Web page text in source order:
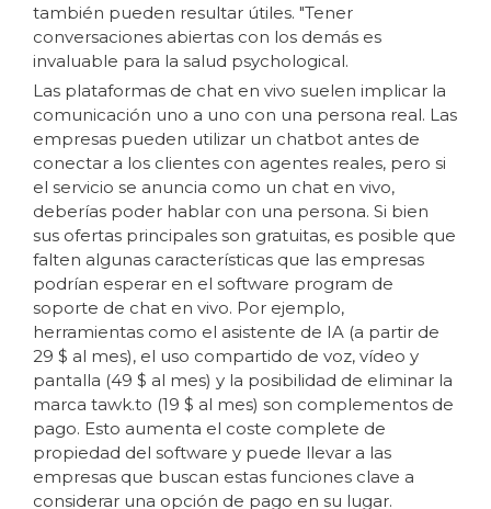
también pueden resultar útiles. "Tener
conversaciones abiertas con los demás es
invaluable para la salud psychological.
Las plataformas de chat en vivo suelen implicar la
comunicación uno a uno con una persona real. Las
empresas pueden utilizar un chatbot antes de
conectar a los clientes con agentes reales, pero si
el servicio se anuncia como un chat en vivo,
deberías poder hablar con una persona. Si bien
sus ofertas principales son gratuitas, es posible que
falten algunas características que las empresas
podrían esperar en el software program de
soporte de chat en vivo. Por ejemplo,
herramientas como el asistente de IA (a partir de
29 $ al mes), el uso compartido de voz, vídeo y
pantalla (49 $ al mes) y la posibilidad de eliminar la
marca tawk.to (19 $ al mes) son complementos de
pago. Esto aumenta el coste complete de
propiedad del software y puede llevar a las
empresas que buscan estas funciones clave a
considerar una opción de pago en su lugar.